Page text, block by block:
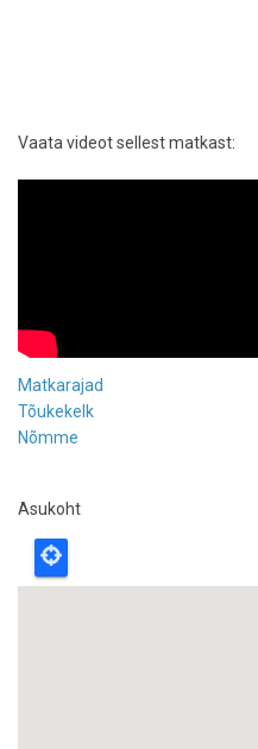
Vaata videot sellest matkast:
Matkarajad
Tõukekelk
Nõmme
Asukoht